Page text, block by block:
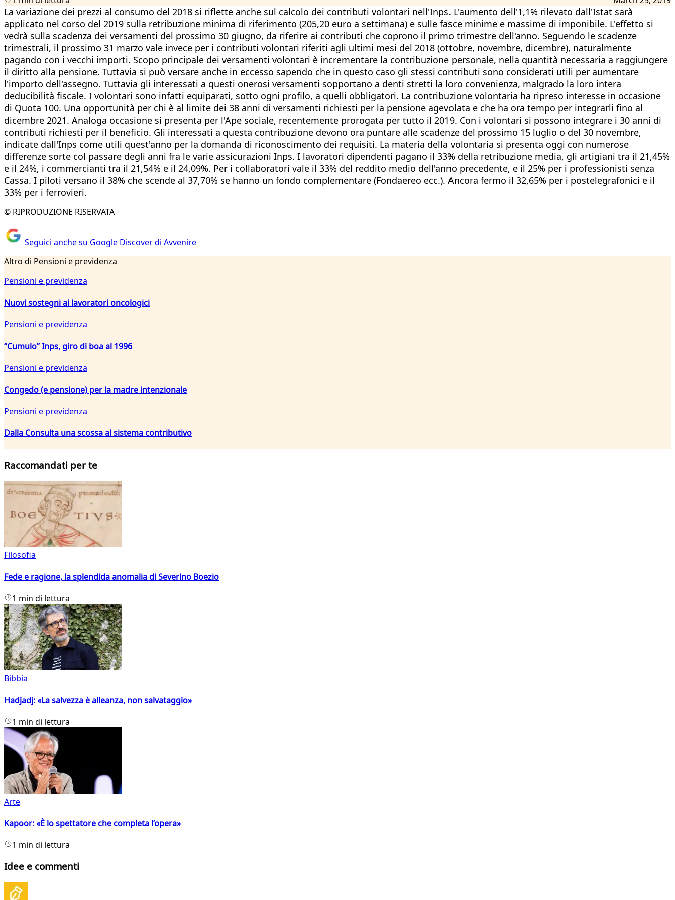
La variazione dei prezzi al consumo del 2018 si riflette anche sul calcolo dei contributi volontari nell'Inps. L'aumento dell'1,1% rilevato dall'Istat sarà
applicato nel corso del 2019 sulla retribuzione minima di riferimento (205,20 euro a settimana) e sulle fasce minime e massime di imponibile. L'effetto si
vedrà sulla scadenza dei versamenti del prossimo 30 giugno, da riferire ai contributi che coprono il primo trimestre dell'anno. Seguendo le scadenze
trimestrali, il prossimo 31 marzo vale invece per i contributi volontari riferiti agli ultimi mesi del 2018 (ottobre, novembre, dicembre), naturalmente
pagando con i vecchi importi. Scopo principale dei versamenti volontari è incrementare la contribuzione personale, nella quantità necessaria a raggiungere
il diritto alla pensione. Tuttavia si può versare anche in eccesso sapendo che in questo caso gli stessi contributi sono considerati utili per aumentare
l'importo dell'assegno. Tuttavia gli interessati a questi onerosi versamenti sopportano a denti stretti la loro convenienza, malgrado la loro intera
deducibilità fiscale. I volontari sono infatti equiparati, sotto ogni profilo, a quelli obbligatori. La contribuzione volontaria ha ripreso interesse in occasione
di Quota 100. Una opportunità per chi è al limite dei 38 anni di versamenti richiesti per la pensione agevolata e che ha ora tempo per integrarli fino al
dicembre 2021. Analoga occasione si presenta per l'Ape sociale, recentemente prorogata per tutto il 2019. Con i volontari si possono integrare i 30 anni di
contributi richiesti per il beneficio. Gli interessati a questa contribuzione devono ora puntare alle scadenze del prossimo 15 luglio o del 30 novembre,
indicate dall'Inps come utili quest'anno per la domanda di riconoscimento dei requisiti. La materia della volontaria si presenta oggi con numerose
differenze sorte col passare degli anni fra le varie assicurazioni Inps. I lavoratori dipendenti pagano il 33% della retribuzione media, gli artigiani tra il 21,45%
e il 24%, i commercianti tra il 21,54% e il 24,09%. Per i collaboratori vale il 33% del reddito medio dell'anno precedente, e il 25% per i professionisti senza
Cassa. I piloti versano il 38% che scende al 37,70% se hanno un fondo complementare (Fondaereo ecc.). Ancora fermo il 32,65% per i postelegrafonici e il
33% per i ferrovieri.
© RIPRODUZIONE RISERVATA
Seguici anche su Google Discover di Avvenire
Altro di Pensioni e previdenza
Pensioni e previdenza
Nuovi sostegni ai lavoratori oncologici
Pensioni e previdenza
“Cumulo” Inps, giro di boa al 1996
Pensioni e previdenza
Congedo (e pensione) per la madre intenzionale
Pensioni e previdenza
Dalla Consulta una scossa al sistema contributivo
Raccomandati per te
Filosofia
Fede e ragione, la splendida anomalia di Severino Boezio
1 min di lettura
Bibbia
Hadjadj: «La salvezza è alleanza, non salvataggio»
1 min di lettura
Arte
Kapoor: «È lo spettatore che completa l’opera»
1 min di lettura
Idee e commenti